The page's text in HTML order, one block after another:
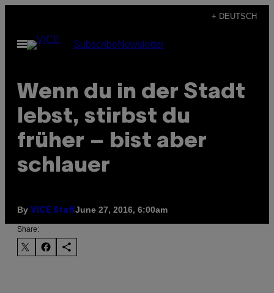
content
+ DEUTSCH
Open
Menu
SubscribeNewsletter
Wenn du in der Stadt
lebst, stirbst du
früher – bist aber
schlauer
By VICE StaffJune 27, 2016, 6:00am
Share: